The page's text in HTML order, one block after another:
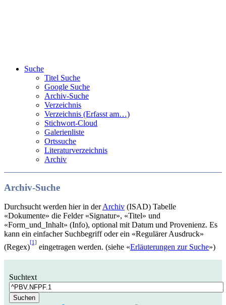
Suche
Titel Suche
Google Suche
Archiv-Suche
Verzeichnis
Verzeichnis (Erfasst am…)
Stichwort-Cloud
Galerienliste
Ortssuche
Literaturverzeichnis
Archiv
Archiv-Suche
Durchsucht werden hier in derArchiv (ISAD) Tabelle
«Dokumente» die Felder «Signatur», «Titel» und
«Form_und_Inhalt» (Info), optional mit Datum und Provenienz. Es
kann ein einfacher Suchbegriff oder ein «Regulärer Ausdruck»
(Regex)
[1]
eingetragen werden. (siehe «Erläuterungen zur Suche»)
Suchtext